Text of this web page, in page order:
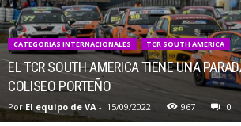
CATEGORIAS INTERNACIONALES TCR SOUTH AMERICA
EL TCR SOUTH AMERICA TIENE UNA
COLISEO PORTEÑO
Por El equipo de VA - 15/09/2022 967 0